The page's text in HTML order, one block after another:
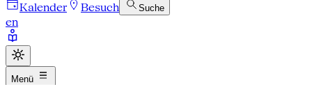
Kalender Besuch Suche
en
Menü